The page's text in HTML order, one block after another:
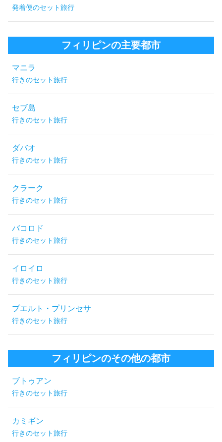
発着便のセット旅行
フィリピンの主要都市
マニラ
行きのセット旅行
セブ島
行きのセット旅行
ダバオ
行きのセット旅行
クラーク
行きのセット旅行
バコロド
行きのセット旅行
イロイロ
行きのセット旅行
プエルト・プリンセサ
行きのセット旅行
フィリピンのその他の都市
ブトゥアン
行きのセット旅行
カミギン
行きのセット旅行